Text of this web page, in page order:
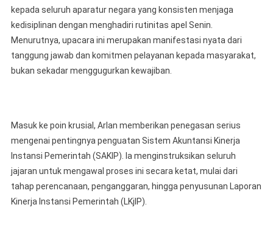
kepada seluruh aparatur negara yang konsisten menjaga
kedisiplinan dengan menghadiri rutinitas apel Senin.
Menurutnya, upacara ini merupakan manifestasi nyata dari
tanggung jawab dan komitmen pelayanan kepada masyarakat,
bukan sekadar menggugurkan kewajiban.
Masuk ke poin krusial, Arlan memberikan penegasan serius
mengenai pentingnya penguatan Sistem Akuntansi Kinerja
Instansi Pemerintah (SAKIP). Ia menginstruksikan seluruh
jajaran untuk mengawal proses ini secara ketat, mulai dari
tahap perencanaan, penganggaran, hingga penyusunan Laporan
Kinerja Instansi Pemerintah (LKjIP).